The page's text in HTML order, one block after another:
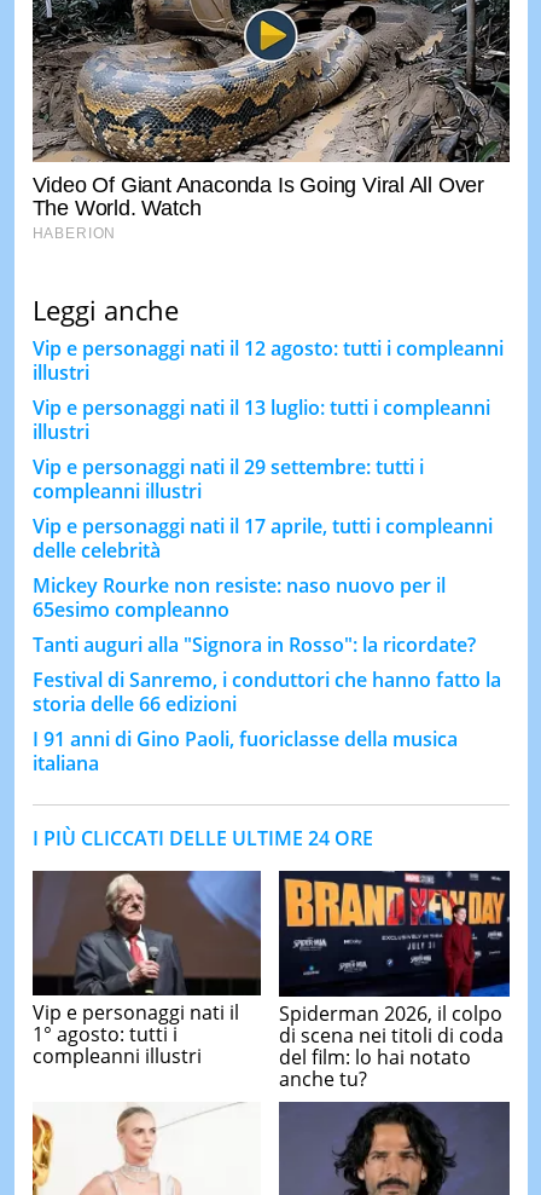
Leggi anche
Vip e personaggi nati il 12 agosto: tutti i compleanni
illustri
Vip e personaggi nati il 13 luglio: tutti i compleanni
illustri
Vip e personaggi nati il 29 settembre: tutti i
compleanni illustri
Vip e personaggi nati il 17 aprile, tutti i compleanni
delle celebrità
Mickey Rourke non resiste: naso nuovo per il
65esimo compleanno
Tanti auguri alla "Signora in Rosso": la ricordate?
Festival di Sanremo, i conduttori che hanno fatto la
storia delle 66 edizioni
I 91 anni di Gino Paoli, fuoriclasse della musica
italiana
I PIÙ CLICCATI DELLE ULTIME 24 ORE
Vip e personaggi nati il
1° agosto: tutti i
compleanni illustri
Spiderman 2026, il colpo
di scena nei titoli di coda
del film: lo hai notato
anche tu?